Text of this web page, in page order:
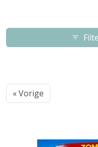
« Vorige